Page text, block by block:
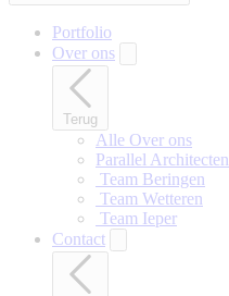
Portfolio
Over ons
Terug
Alle Over ons
Parallel Architecten
‎ Team Beringen
‎ Team Wetteren
‎ Team Ieper
Contact